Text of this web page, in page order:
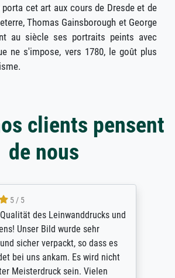
cet art aux cours de Dresde et de
Thomas Gainsborough et George
au siècle ses portraits peints avec
ne s'impose, vers 1780, le goût plus
clients pensent
de nous
5 / 5
des Leinwanddrucks und
Unser Bild wurde sehr
sicher verpackt, so dass es
bei uns ankam. Es wird nicht
Meisterdruck sein. Vielen